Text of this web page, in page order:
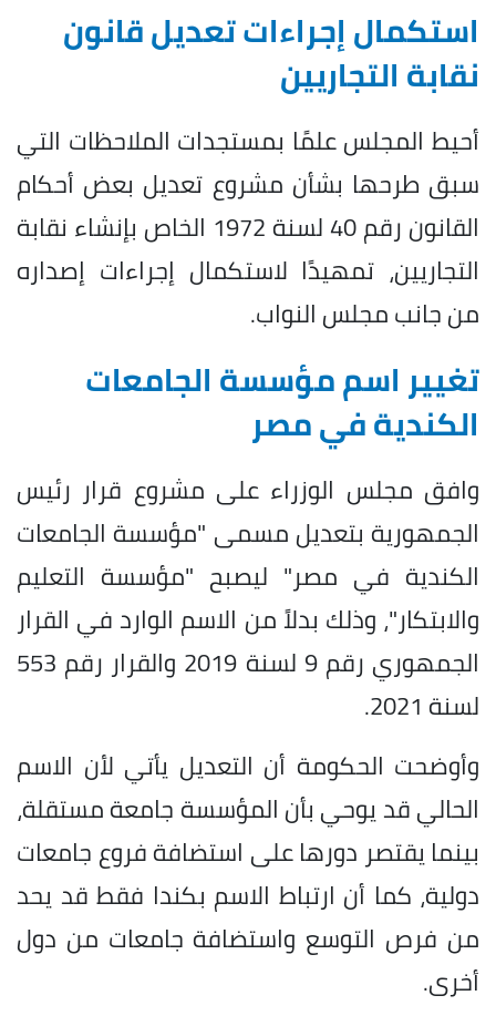
استكمال إجراءات تعديل قانون
نقابة التجاريين
أحيط المجلس علمًا بمستجدات الملاحظات التي
سبق طرحها بشأن مشروع تعديل بعض أحكام
القانون رقم 40 لسنة 1972 الخاص بإنشاء نقابة
التجاريين، تمهيدًا لاستكمال إجراءات إصداره
من جانب مجلس النواب.
تغيير اسم مؤسسة الجامعات
الكندية في مصر
وافق مجلس الوزراء على مشروع قرار رئيس
الجمهورية بتعديل مسمى "مؤسسة الجامعات
الكندية في مصر" ليصبح "مؤسسة التعليم
والابتكار"، وذلك بدلاً من الاسم الوارد في القرار
الجمهوري رقم 9 لسنة 2019 والقرار رقم 553
لسنة 2021.
وأوضحت الحكومة أن التعديل يأتي لأن الاسم
الحالي قد يوحي بأن المؤسسة جامعة مستقلة،
بينما يقتصر دورها على استضافة فروع جامعات
دولية، كما أن ارتباط الاسم بكندا فقط قد يحد
من فرص التوسع واستضافة جامعات من دول
أخرى.